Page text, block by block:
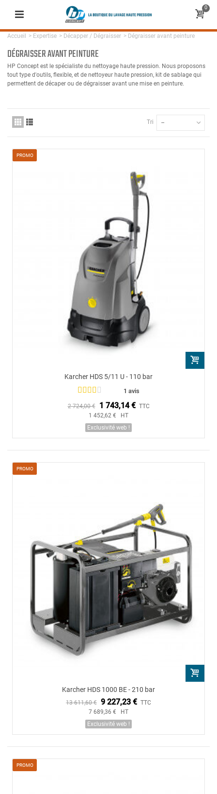
0
Accueil > Expertise > Décapper / Dégraisser > Dégraisser avant peinture
DÉGRAISSER AVANT PEINTURE
HP Concept est le spécialiste du nettoyage haute pression. Nous proposons
tout type d'outils, flexible, et de nettoyeur haute pression, kit de sablage qui
permettent de décaper ou de dégraisser avant une mise en peinture.
Tri --
PROMO
Karcher HDS 5/11 U - 110 bar
1 avis
2 724,00 € 1 743,14 € TTC
1 452,62 € HT
Exclusivité web !
PROMO
Karcher HDS 1000 BE - 210 bar
13 611,60 € 9 227,23 € TTC
7 689,36 € HT
Exclusivité web !
PROMO